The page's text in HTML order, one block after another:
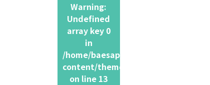
Warning:
Undefined
array key 0
in
/home/baesapo/futokuho.cloud/
content/themes/ftkc202406/
on line 13